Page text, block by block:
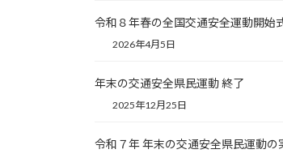
令和８年春の全国交通安全運動開始
2026年4月5日
年末の交通安全県民運動 終了
2025年12月25日
令和７年 年末の交通安全県民運動の